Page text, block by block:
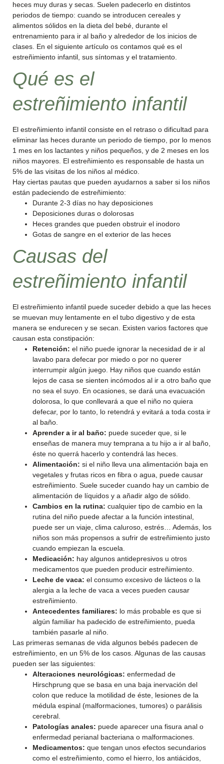
heces muy duras y secas. Suelen padecerlo en distintos
periodos de tiempo: cuando se introducen cereales y
alimentos sólidos en la dieta del bebé, durante el
entrenamiento para ir al baño y alrededor de los inicios de
clases. En el siguiente artículo os contamos qué es el
estreñimiento infantil, sus síntomas y el tratamiento.
Qué es el
estreñimiento infantil
El estreñimiento infantil consiste en el retraso o dificultad para
eliminar las heces durante un periodo de tiempo, por lo menos
1 mes en los lactantes y niños pequeños, y de 2 meses en los
niños mayores. El estreñimiento es responsable de hasta un
5% de las visitas de los niños al médico.
Hay ciertas pautas que pueden ayudarnos a saber si los niños
están padeciendo de estreñimiento:
Durante 2-3 días no hay deposiciones
Deposiciones duras o dolorosas
Heces grandes que pueden obstruir el inodoro
Gotas de sangre en el exterior de las heces
Causas del
estreñimiento infantil
El estreñimiento infantil puede suceder debido a que las heces
se muevan muy lentamente en el tubo digestivo y de esta
manera se endurecen y se secan. Existen varios factores que
causan esta constipación:
Retención: el niño puede ignorar la necesidad de ir al
lavabo para defecar por miedo o por no querer
interrumpir algún juego. Hay niños que cuando están
lejos de casa se sienten incómodos al ir a otro baño que
no sea el suyo. En ocasiones, se dará una evacuación
dolorosa, lo que conllevará a que el niño no quiera
defecar, por lo tanto, lo retendrá y evitará a toda costa ir
al baño.
Aprender a ir al baño: puede suceder que, si le
enseñas de manera muy temprana a tu hijo a ir al baño,
éste no querrá hacerlo y contendrá las heces.
Alimentación: si el niño lleva una alimentación baja en
vegetales y frutas ricos en fibra o agua, puede causar
estreñimiento. Suele suceder cuando hay un cambio de
alimentación de líquidos y a añadir algo de sólido.
Cambios en la rutina: cualquier tipo de cambio en la
rutina del niño puede afectar a la función intestinal,
puede ser un viaje, clima caluroso, estrés… Además, los
niños son más propensos a sufrir de estreñimiento justo
cuando empiezan la escuela.
Medicación: hay algunos antidepresivos u otros
medicamentos que pueden producir estreñimiento.
Leche de vaca: el consumo excesivo de lácteos o la
alergia a la leche de vaca a veces pueden causar
estreñimiento.
Antecedentes familiares: lo más probable es que si
algún familiar ha padecido de estreñimiento, pueda
también pasarle al niño.
Las primeras semanas de vida algunos bebés padecen de
estreñimiento, en un 5% de los casos. Algunas de las causas
pueden ser las siguientes:
Alteraciones neurológicas: enfermedad de
Hirschprung que se basa en una baja inervación del
colon que reduce la motilidad de éste, lesiones de la
médula espinal (malformaciones, tumores) o parálisis
cerebral.
Patologías anales: puede aparecer una fisura anal o
enfermedad perianal bacteriana o malformaciones.
Medicamentos: que tengan unos efectos secundarios
como el estreñimiento, como el hierro, los antiácidos,